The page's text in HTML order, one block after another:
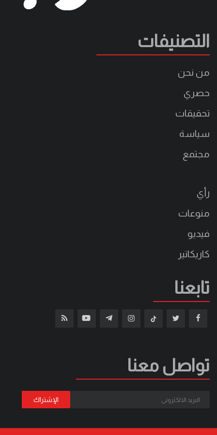
التصنيفات
من نحن
حصري
تحقيقات
سياسة
مجتمع
رأي
منوعات
فيديو
كاريكاتير
تابعنا
تواصل معنا